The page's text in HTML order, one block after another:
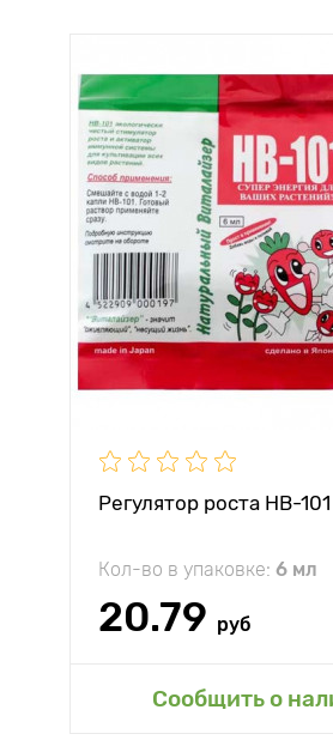
Регулятор роста НВ-101
Кол-во в упаковке: 6 мл
20.79 руб
Сообщить о